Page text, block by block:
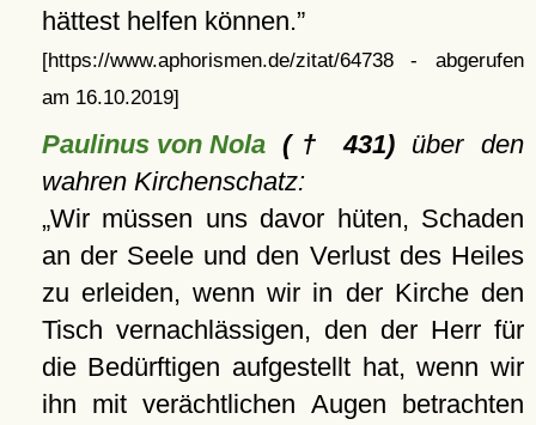
hättest helfen können.
[https://www.aphorismen.de/zitat/64738 - abgerufen
am 16.10.2019]
Paulinus von Nola(† 431)über den
wahren Kirchenschatz:
Wir müssen uns davor hüten, Schaden
an der Seele und den Verlust des Heiles
zu erleiden, wenn wir in der Kirche den
Tisch vernachlässigen, den der Herr für
die Bedürftigen aufgestellt hat, wenn wir
ihn mit verächtlichen Augen betrachten